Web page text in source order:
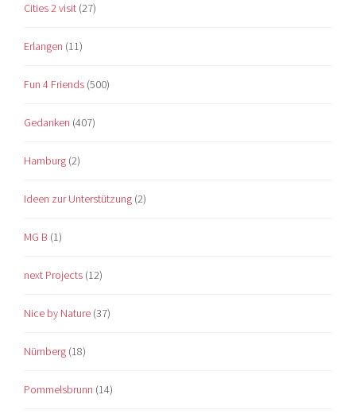
Cities 2 visit (27)
Erlangen (11)
Fun 4 Friends (500)
Gedanken (407)
Hamburg (2)
Ideen zur Unterstützung (2)
MG B (1)
next Projects (12)
Nice by Nature (37)
Nürnberg (18)
Pommelsbrunn (14)